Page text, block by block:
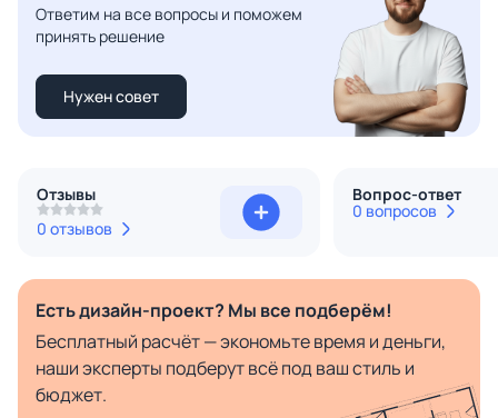
Ответим на все вопросы и поможем
принять решение
Нужен совет
Отзывы
0 отзывов
Вопрос-ответ
0 вопросов
Есть дизайн-проект? Мы все подберём!
Бесплатный расчёт — экономьте время и деньги,
наши эксперты подберут всё под ваш стиль и
бюджет.